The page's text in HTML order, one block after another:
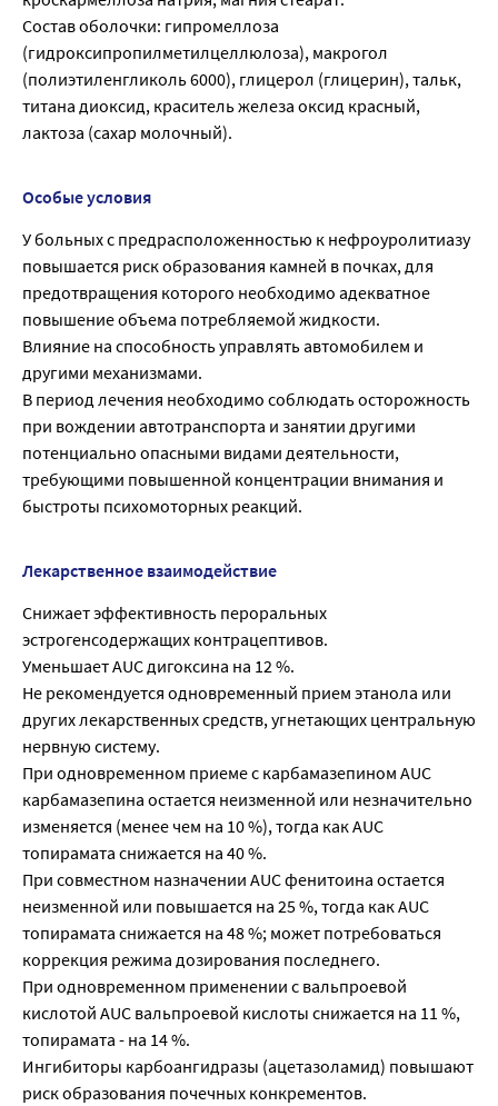
Состав оболочки: гипромеллоза
(гидроксипропилметилцеллюлоза), макрогол
(полиэтиленгликоль 6000), глицерол (глицерин), тальк,
титана диоксид, краситель железа оксид красный,
лактоза (сахар молочный).
Особые условия
У больных с предрасположенностью к нефроуролитиазу
повышается риск образования камней в почках, для
предотвращения которого необходимо адекватное
повышение объема потребляемой жидкости.
Влияние на способность управлять автомобилем и
другими механизмами.
В период лечения необходимо соблюдать осторожность
при вождении автотранспорта и занятии другими
потенциально опасными видами деятельности,
требующими повышенной концентрации внимания и
быстроты психомоторных реакций.
Лекарственное взаимодействие
Снижает эффективность пероральных
эстрогенсодержащих контрацептивов.
Уменьшает AUC дигоксина на 12 %.
Не рекомендуется одновременный прием этанола или
других лекарственных средств, угнетающих центральную
нервную систему.
При одновременном приеме с карбамазепином AUC
карбамазепина остается неизменной или незначительно
изменяется (менее чем на 10 %), тогда как AUC
топирамата снижается на 40 %.
При совместном назначении AUC фенитоина остается
неизменной или повышается на 25 %, тогда как AUC
топирамата снижается на 48 %; может потребоваться
коррекция режима дозирования последнего.
При одновременном применении с вальпроевой
кислотой AUC вальпроевой кислоты снижается на 11 %,
топирамата - нa 14 %.
Ингибиторы карбоангидразы (ацетазоламид) повышают
риск образования почечных конкрементов.